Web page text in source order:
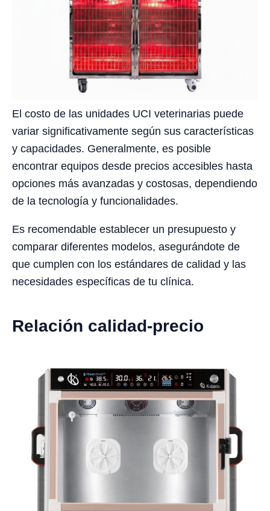
El costo de las unidades UCI veterinarias puede
variar significativamente según sus características
y capacidades. Generalmente, es posible
encontrar equipos desde precios accesibles hasta
opciones más avanzadas y costosas, dependiendo
de la tecnología y funcionalidades.
Es recomendable establecer un presupuesto y
comparar diferentes modelos, asegurándote de
que cumplen con los estándares de calidad y las
necesidades específicas de tu clínica.
Relación calidad-precio